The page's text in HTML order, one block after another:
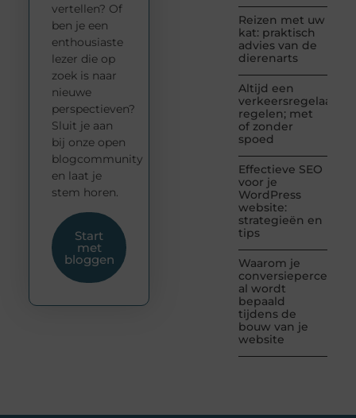
Reizen met uw
kat: praktisch
advies van de
dierenarts
Altijd een
verkeersregelaar
regelen; met
of zonder
spoed
Effectieve SEO
voor je
WordPress
website:
strategieën en
tips
Waarom je
al wordt
bepaald
tijdens de
bouw van je
website
vertellen? Of
ben je een
enthousiaste
lezer die op
zoek is naar
nieuwe
perspectieven?
Sluit je aan
bij onze open
blogcommunity
en laat je
stem horen.
Start
met
bloggen